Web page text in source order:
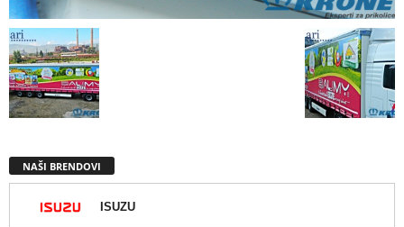
NAŠI BRENDOVI
ISUZU